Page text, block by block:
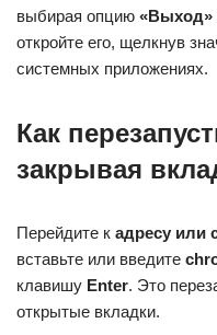
выбирая опцию «Выход»
откройте его, щелкнув
системных приложениях.
Как
закрывая
Перейдите к адресу или
вставьте или введите
клавишу Enter. Это
открытые вкладки.